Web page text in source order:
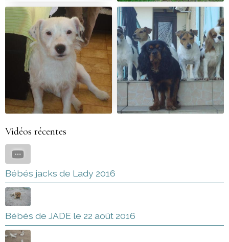
Vidéos récentes
Bébés jacks de Lady 2016
Bébés de JADE le 22 août 2016